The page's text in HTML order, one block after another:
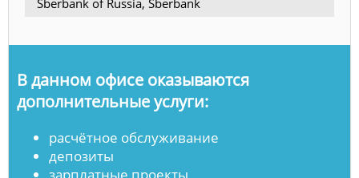
В данном офисе оказываются
дополнительные услуги:
расчётное обслуживание
депозиты
зарплатные проекты